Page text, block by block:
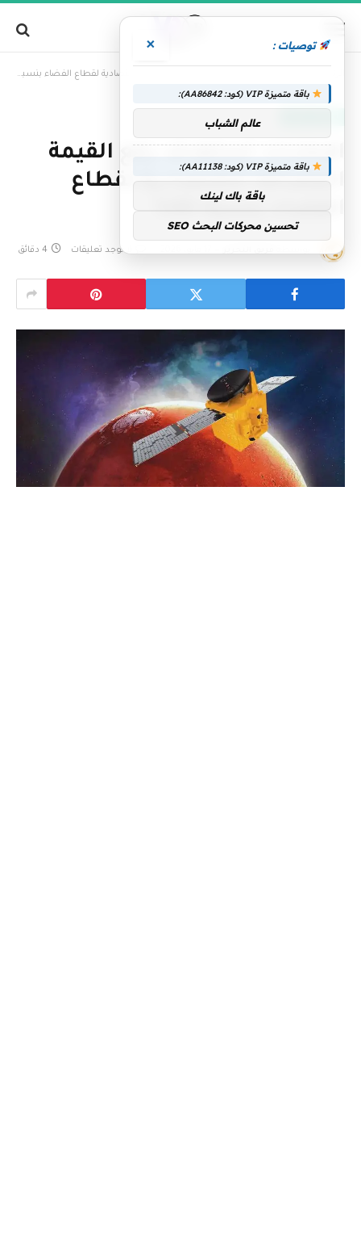
الإمارات تستهدف رفع القيمة المضافة الاقتصادية لقطاع الفضاء بنسبة 60%
الإمارات تستهدف رفع القيمة
المضافة الاقتصادية لقطاع
الفضاء بنسبة 60%
لا توجد تعليقات 4 دقائق
توصيات : ×
باقة متميزة VIP (كود: AA86842):
عالم الشباب
باقة متميزة VIP (كود: AA11138):
باقة باك لينك
تحسين محركات البحث SEO